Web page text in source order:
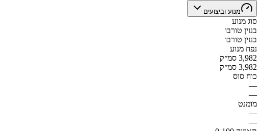
מנוע וביצועים
סוג מנוע
בנזין טורבו
בנזין טורבו
נפח מנוע
3,982 סמ״ק
3,982 סמ״ק
כוח סוס
—
—
מומנט
—
—